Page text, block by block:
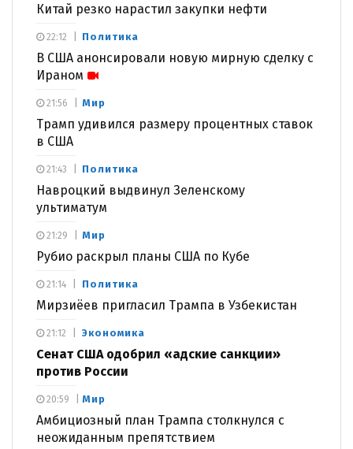
Китай резко нарастил закупки нефти
Политика
В США анонсировали новую мирную сделку с
Ираном
22:12
Мир
Трамп удивился размеру процентных ставок
в США
21:56
Политика
Навроцкий выдвинул Зеленскому
ультиматум
21:43
Мир
Рубио раскрыл планы США по Кубе
21:29
Политика
Мирзиёев пригласил Трампа в Узбекистан
21:14
Экономика
Сенат США одобрил «адские санкции»
против России
21:12
Мир
Амбициозный план Трампа столкнулся с
неожиданным препятствием
20:59